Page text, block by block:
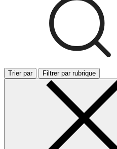
Trier par Filtrer par rubrique